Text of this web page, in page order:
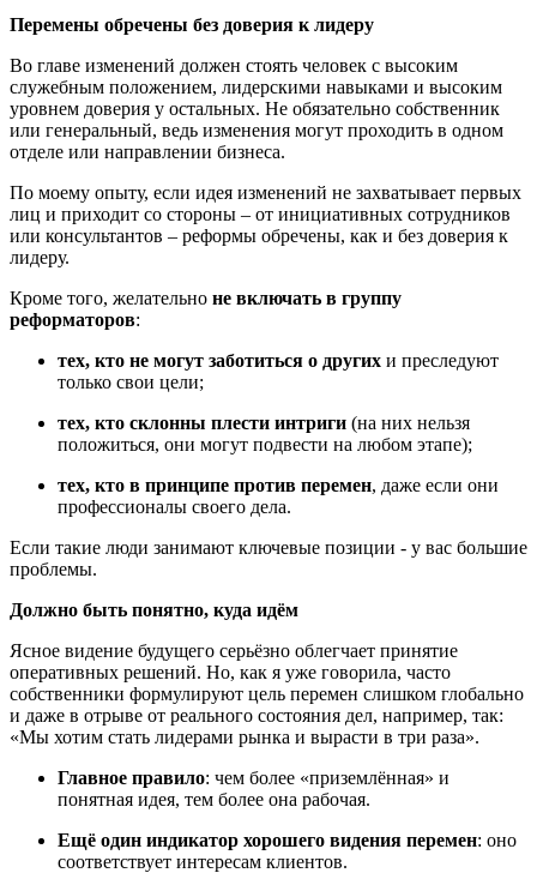
Перемены обречены без доверия к лидеру
Во главе изменений должен стоять человек с высоким
служебным положением, лидерскими навыками и высоким
уровнем доверия у остальных. Не обязательно собственник
или генеральный, ведь изменения могут проходить в одном
отделе или направлении бизнеса.
По моему опыту, если идея изменений не захватывает первых
лиц и приходит со стороны – от инициативных сотрудников
или консультантов – реформы обречены, как и без доверия к
лидеру.
Кроме того, желательно не включать в группу
реформаторов:
тех, кто не могут заботиться о других и преследуют
только свои цели;
тех, кто склонны плести интриги (на них нельзя
положиться, они могут подвести на любом этапе);
тех, кто в принципе против перемен, даже если они
профессионалы своего дела.
Если такие люди занимают ключевые позиции - у вас большие
проблемы.
Должно быть понятно, куда идём
Ясное видение будущего серьёзно облегчает принятие
оперативных решений. Но, как я уже говорила, часто
собственники формулируют цель перемен слишком глобально
и даже в отрыве от реального состояния дел, например, так:
«Мы хотим стать лидерами рынка и вырасти в три раза».
Главное правило: чем более «приземлённая» и
понятная идея, тем более она рабочая.
Ещё один индикатор хорошего видения перемен: оно
соответствует интересам клиентов.